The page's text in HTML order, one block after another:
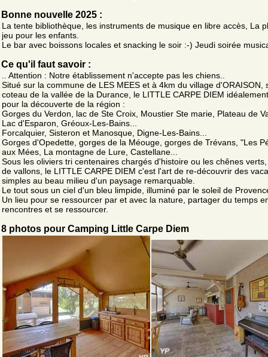
Bonne nouvelle 2025 :
La tente bibliothèque, les instruments de musique en libre accès, La
jeu pour les enfants.
Le bar avec boissons locales et snacking le soir :-) Jeudi soirée
Ce qu'il faut savoir :
.. Attention : Notre établissement n'accepte pas les chiens..
Situé sur la commune de LES MEES et à 4km du village d'ORAISON,
coteau de la vallée de la Durance, le LITTLE CARPE DIEM
pour la découverte de la région :
Gorges du Verdon, lac de Ste Croix, Moustier Ste marie, Plateau de
Lac d'Esparon, Gréoux-Les-Bains...
Forcalquier, Sisteron et Manosque, Digne-Les-Bains...
Gorges d'Opedette, gorges de la Méouge, gorges de Trévans, "Les
aux Mées, La montagne de Lure, Castellane...
Sous les oliviers tri centenaires chargés d'histoire ou les chênes
de vallons, le LITTLE CARPE DIEM c'est l'art de re-découvrir des
simples au beau milieu d'un paysage remarquable.
Le tout sous un ciel d'un bleu limpide, illuminé par le soleil de
Un lieu pour se ressourcer par et avec la nature, partager du temps
rencontres et se ressourcer.
8 photos pour Camping Little Carpe Diem